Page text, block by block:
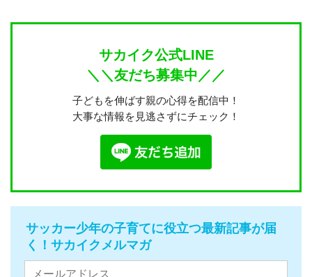
サカイク公式LINE
＼＼友だち募集中／／
子どもを伸ばす親の心得を配信中！
大事な情報を見逃さずにチェック！
サッカー少年の子育てに役立つ最新記事が届
く！サカイクメルマガ